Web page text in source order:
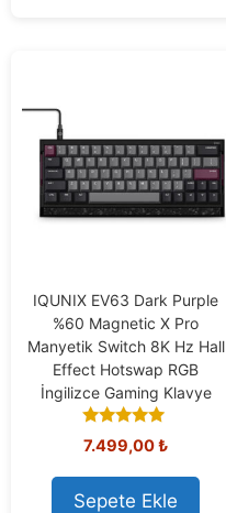
IQUNIX EV63 Dark Purple
%60 Magnetic X Pro
Manyetik Switch 8K Hz Hall
Effect Hotswap RGB
İngilizce Gaming Klavye
5.00
out of 5
7.499,00₺
Sepete Ekle